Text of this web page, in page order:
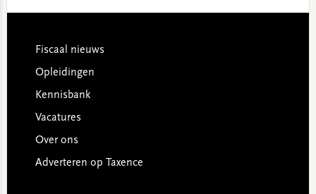
Footer
Fiscaal nieuws
Opleidingen
Kennisbank
Vacatures
Over ons
Adverteren op Taxence